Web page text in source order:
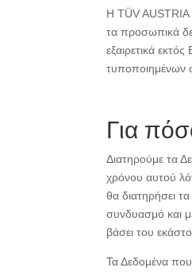
H TÜV AUSTRIA
τα προσωπικά
εξαιρετικά
τυποποιημένων
Για
Διατηρούμε τα
χρόνου αυτού
θα διατηρήσει
συνδυασμό και
βάσει του
Τα Δεδομένα